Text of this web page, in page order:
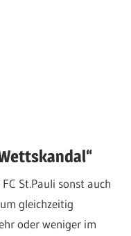
St.Pauli sonst auch
gleichzeitig
oder weniger im